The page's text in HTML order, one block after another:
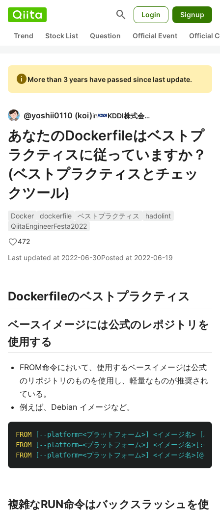
search Login Signup
Trend Stock List Question Official Event Official
infoMore than 3 years have passed since last update.
@yoshii0110 (koi)in KDDI株式会社
あなたのDockerfileはベストプ
ラクティスに従っていますか？
(ベストプラクティスとチェッ
クツール)
Docker dockerfile ベストプラクティス
hadolint
QiitaEngineerFesta2022
472
Last updated at 2022-06-30Posted at 2022-06-19
Dockerfileのベストプラクティス
ベースイメージには公式のレポジトリを
使用する
FROM命令において、使用するベースイメージは公式
のリポジトリのものを使用し、軽量なものが推奨され
ている。
例えば、Debian イメージなど。
FROM [--platform=<プラットフォーム>] <イメージ名> [AS
FROM [--platform=<プラットフォーム>] <イメージ名>[:<タ
FROM [--platform=<プラットフォーム>] <イメージ名>[@<ダ
複雑なRUN命令はバックスラッシュを使